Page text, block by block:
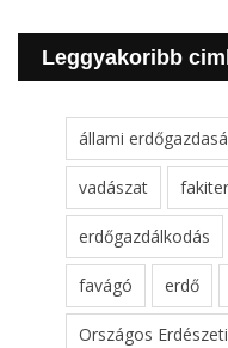
Leggyakoribb
állami
vadászat
erdőgazdálkodás
favágó erdő
Országos